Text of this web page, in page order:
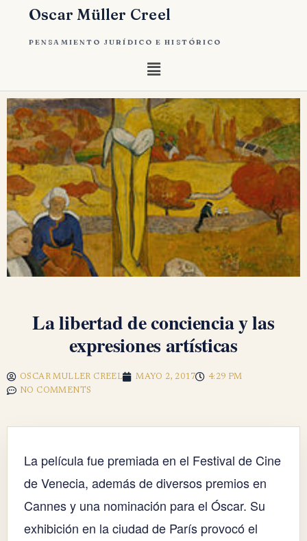
Oscar Müller Creel
PENSAMIENTO JURÍDICO E HISTÓRICO
La libertad de conciencia y las
expresiones artísticas
OSCAR MULLER CREEL MAYO 2, 2017
4:29 PM
NO COMMENTS
La película fue premiada en el Festival de Cine
de Venecia, además de diversos premios en
Cannes y una nominación para el Óscar. Su
exhibición en la ciudad de París provocó el